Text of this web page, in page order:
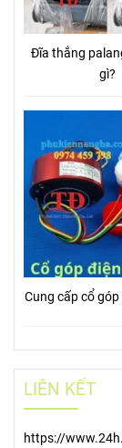
Đĩa thắng
gì?
Cung cấp cổ
LIÊN KẾT
https://